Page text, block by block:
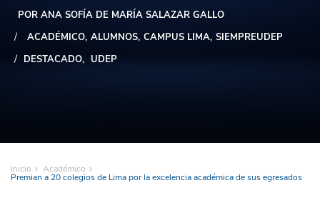
POR ANA SOFÍA DE MARÍA SALAZAR GALLO
ACADÉMICO ALUMNOS CAMPUS LIMA SIEMPREUDEP
DESTACADO
UDEP
Inicio Académico
Premian a 20 colegios de Lima por la excelencia académica de sus egresados